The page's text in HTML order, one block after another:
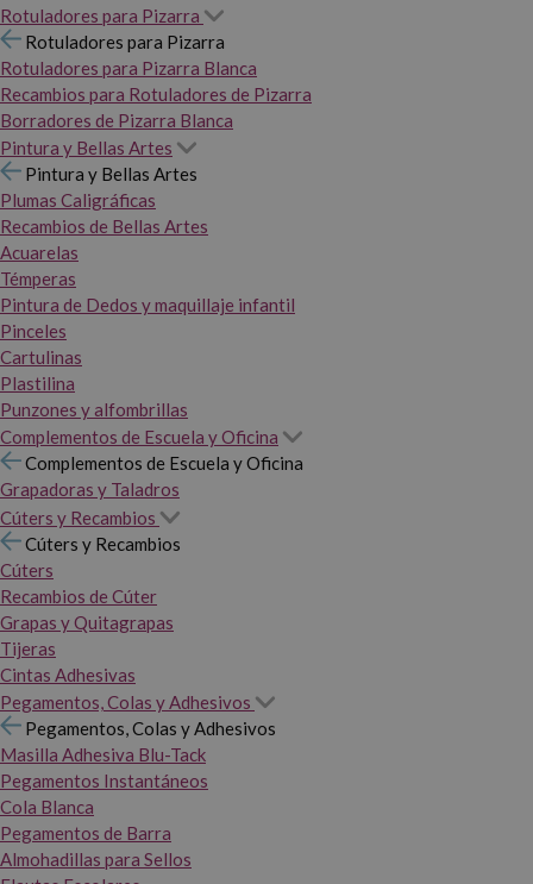
Rotuladores para Pizarra
Rotuladores para Pizarra
Rotuladores para Pizarra Blanca
Recambios para Rotuladores de Pizarra
Borradores de Pizarra Blanca
Pintura y Bellas Artes
Pintura y Bellas Artes
Plumas Caligráficas
Recambios de Bellas Artes
Acuarelas
Témperas
Pintura de Dedos y maquillaje infantil
Pinceles
Cartulinas
Plastilina
Punzones y alfombrillas
Complementos de Escuela y Oficina
Complementos de Escuela y Oficina
Grapadoras y Taladros
Cúters y Recambios
Cúters y Recambios
Cúters
Recambios de Cúter
Grapas y Quitagrapas
Tijeras
Cintas Adhesivas
Pegamentos, Colas y Adhesivos
Pegamentos, Colas y Adhesivos
Masilla Adhesiva Blu-Tack
Pegamentos Instantáneos
Cola Blanca
Pegamentos de Barra
Almohadillas para Sellos